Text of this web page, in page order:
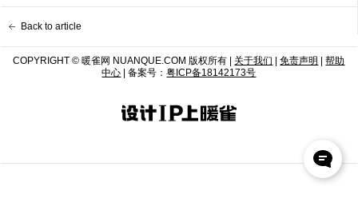
Back to article
COPYRIGHT © 暖雀网 NUANQUE.COM 版权所有 | 关于我们 |免责声明 |帮助
中心 | 备案号：粤ICP备18142173号